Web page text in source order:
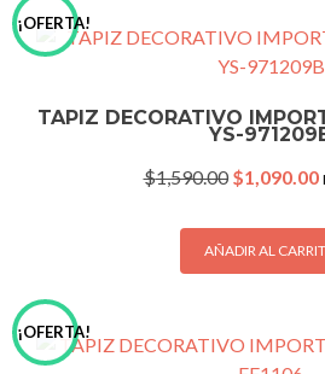
¡OFERTA!
TAPIZ DECORATIVO
YS-
$1,590.00 Original
was:
$1,590.00.
$1,090.00
AÑADIR AL
¡OFERTA!